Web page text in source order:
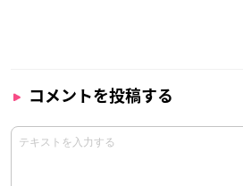
コメントを投稿する